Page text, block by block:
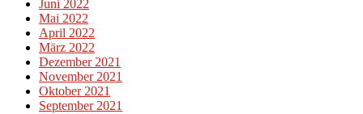
Juni 2022
Mai 2022
April 2022
März 2022
Dezember 2021
November 2021
Oktober 2021
September 2021